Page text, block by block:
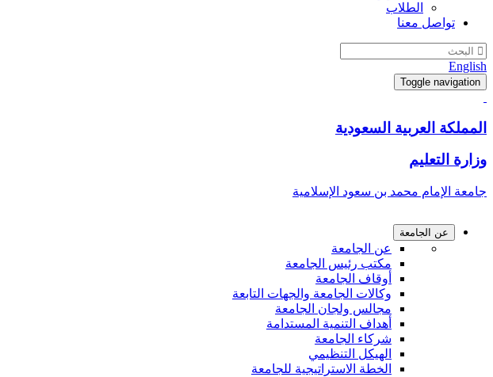
الطلاب
تواصل معنا
English
Toggle navigation
المملكة العربية السعودية
وزارة التعليم
جامعة الإمام محمد بن سعود الإسلامية
عن الجامعة
عن الجامعة
مكتب رئيس الجامعة
أوقاف الجامعة
وكالات الجامعة والجهات التابعة
مجالس ولجان الجامعة
أهداف التنمية المستدامة
شركاء الجامعة
الهيكل التنظيمي
الخطة الاستراتيجية للجامعة